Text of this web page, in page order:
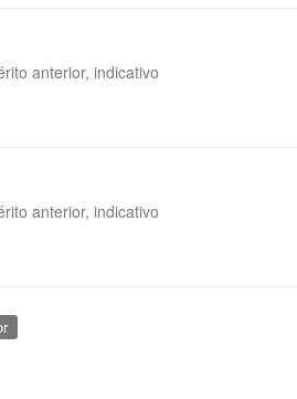
anterior, indicativo
anterior, indicativo